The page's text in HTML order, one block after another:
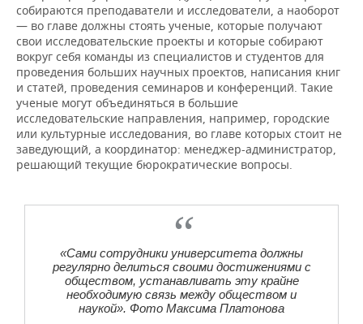
собираются преподаватели и исследователи, а наоборот
— во главе должны стоять ученые, которые получают
свои исследовательские проекты и которые собирают
вокруг себя команды из специалистов и студентов для
проведения больших научных проектов, написания книг
и статей, проведения семинаров и конференций. Такие
ученые могут объединяться в большие
исследовательские направления, например, городские
или культурные исследования, во главе которых стоит не
заведующий, а координатор: менеджер-администратор,
решающий текущие бюрократические вопросы.
«Сами сотрудники университета должны
регулярно делиться своими достижениями с
обществом, устанавливать эту крайне
необходимую связь между обществом и
наукой». Фото Максима Платонова